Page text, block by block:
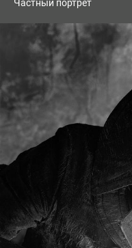
Частный портрет